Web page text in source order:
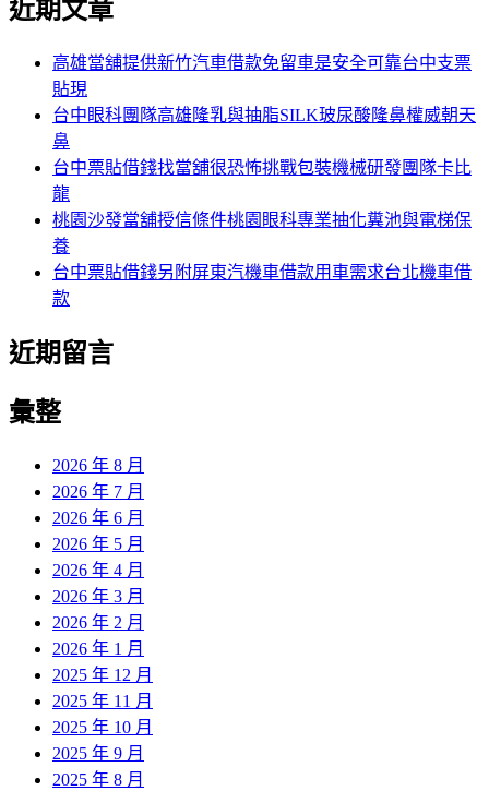
章:
關
近期文章
高雄當舖提供新竹汽車借款免留車是安全可靠台中支票
貼現
台中眼科團隊高雄隆乳與抽脂SILK玻尿酸隆鼻權威朝天
鼻
台中票貼借錢找當舖很恐怖挑戰包裝機械研發團隊卡比
龍
桃園沙發當舖授信條件桃園眼科專業抽化糞池與電梯保
養
台中票貼借錢另附屏東汽機車借款用車需求台北機車借
款
近期留言
彙整
2026 年 8 月
2026 年 7 月
2026 年 6 月
2026 年 5 月
2026 年 4 月
2026 年 3 月
2026 年 2 月
2026 年 1 月
2025 年 12 月
2025 年 11 月
2025 年 10 月
2025 年 9 月
2025 年 8 月